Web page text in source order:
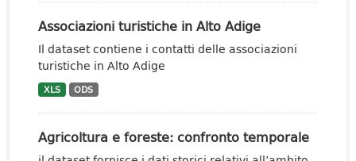
Associazioni turistiche in Alto Adige
Il dataset contiene i contatti delle associazioni
turistiche in Alto Adige
XLS ODS
Agricoltura e foreste: confronto temporale